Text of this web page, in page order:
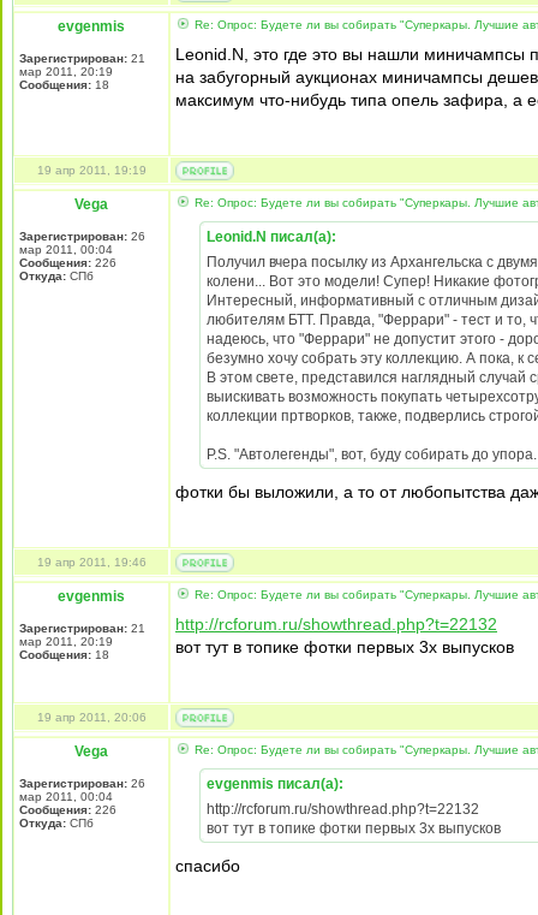
evgenmis
Зарегистрирован: 21
мар 2011, 20:19
Сообщения: 18
Re: Опрос: Будете ли вы собирать "Суперкары. Лучшие
Leonid.N, это где это вы нашли миничампсы
на забугорный аукционах миничампсы
максимум что-нибудь типа опель зафира, а
19 апр 2011, 19:19
Vega
Зарегистрирован: 26
мар 2011, 00:04
Сообщения: 226
Откуда: СПб
Re: Опрос: Будете ли вы собирать "Суперкары. Лучшие
Leonid.N писал(а):
Получил вчера посылку из Архангельска с
колени... Вот это модели! Супер! Никакие
Интересный, информативный с отличным
любителям БТТ. Правда, "Феррари" - тест и то,
надеюсь, что "Феррари" не допустит этого -
безумно хочу собрать эту коллекцию. А пока,
В этом свете, представился наглядный
выискивать возможность покупать
коллекции пртворков, также, подверлись
P.S. "Автолегенды", вот, буду собирать до
фотки бы выложили, а то от любопытства
19 апр 2011, 19:46
evgenmis
Зарегистрирован: 21
мар 2011, 20:19
Сообщения: 18
Re: Опрос: Будете ли вы собирать "Суперкары. Лучшие
http://rcforum.ru/showthread.php?t=22132
вот тут в топике фотки первых 3х выпусков
19 апр 2011, 20:06
Vega
Зарегистрирован: 26
мар 2011, 00:04
Сообщения: 226
Откуда: СПб
Re: Опрос: Будете ли вы собирать "Суперкары. Лучшие
evgenmis писал(а):
http://rcforum.ru/showthread.php?t=22132
вот тут в топике фотки первых 3х выпусков
спасибо